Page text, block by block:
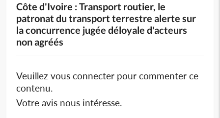
Côte d'Ivoire : Transport routier, le
patronat du transport terrestre alerte sur
la concurrence jugée déloyale d'acteurs
non agréés
Veuillez vous connecter pour commenter ce
contenu.
Votre avis nous intéresse.